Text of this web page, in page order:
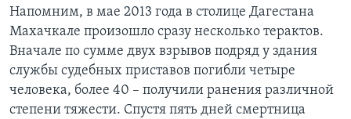
Напомним, в мае 2013 года в столице Дагестана
Махачкале произошло сразу несколько терактов.
Вначале по сумме двух взрывов подряд у здания
службы судебных приставов погибли четыре
человека, более 40 – получили ранения различной
степени тяжести. Спустя пять дней смертница